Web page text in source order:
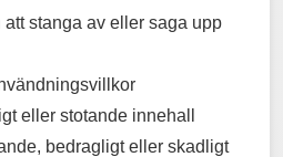
stanga av eller saga upp
eller stotande innehall
bedragligt eller skadligt